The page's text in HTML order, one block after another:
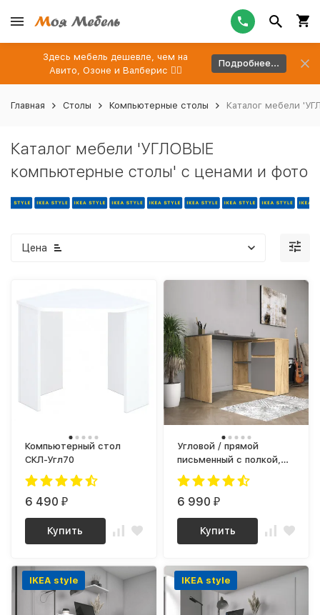
Здесь мебель дешевле, чем на
Авито, Озоне и Валберис 👉🏻
Подробнее...
Главная Столы Компьютерные столы Каталог мебели
Каталог мебели 'УГЛОВЫЕ
компьютерные столы' с ценами и фото
Цена
Компьютерный стол
СКЛ-Угл70
6 490₽
Купить
Угловой / прямой
письменный с полкой,
ящиком и тумбой СП-21
СИТИ ЛДСП Графит /
дуб Крафт золотой
6 990₽
Купить
IKEA style IKEA style